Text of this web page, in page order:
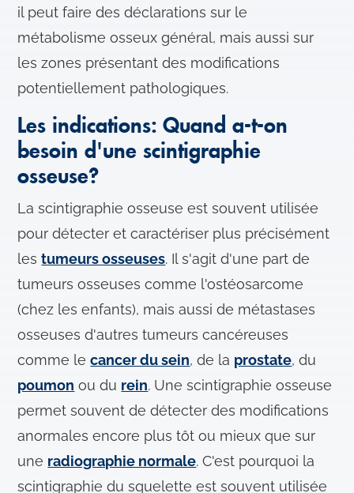
il peut faire des déclarations sur le
métabolisme osseux général, mais aussi sur
les zones présentant des modifications
potentiellement pathologiques.
Les indications: Quand a-t-on
besoin d'une scintigraphie
osseuse?
La scintigraphie osseuse est souvent utilisée
pour détecter et caractériser plus précisément
lestumeurs osseuses. Il s'agit d'une part de
tumeurs osseuses comme l'ostéosarcome
(chez les enfants), mais aussi de métastases
osseuses d'autres tumeurs cancéreuses
comme lecancer du sein, de la prostate, du
poumon ou du rein. Une scintigraphie osseuse
permet souvent de détecter des modifications
anormales encore plus tôt ou mieux que sur
une radiographie normale. C'est pourquoi la
scintigraphie du squelette est souvent utilisée